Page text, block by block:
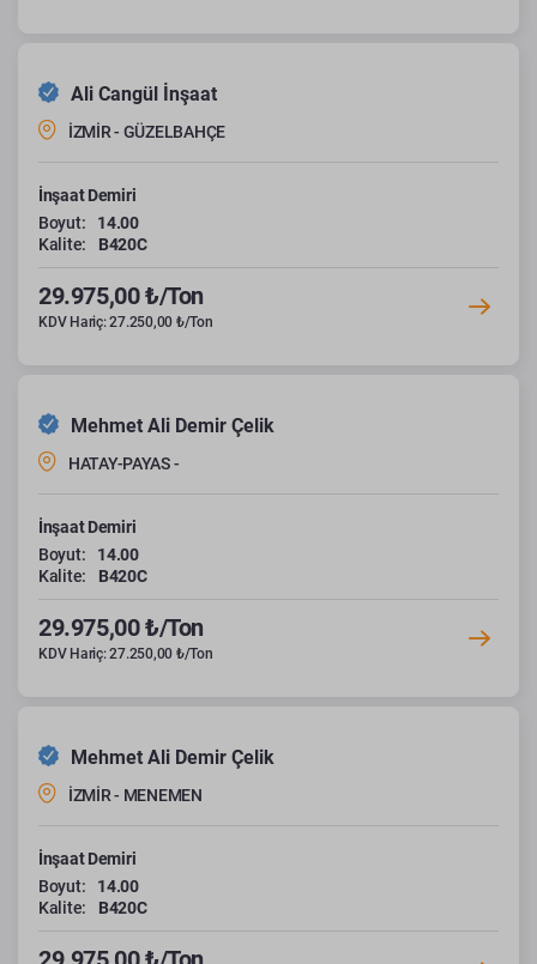
Ali Cangül İnşaat
İZMİR - GÜZELBAHÇE
İnşaat Demiri
Boyut:
14.00
Kalite:
B420C
29.975,00 ₺/Ton
KDV Hariç: 27.250,00 ₺/Ton
Mehmet Ali Demir Çelik
HATAY-PAYAS -
İnşaat Demiri
Boyut:
14.00
Kalite:
B420C
29.975,00 ₺/Ton
KDV Hariç: 27.250,00 ₺/Ton
Mehmet Ali Demir Çelik
İZMİR - MENEMEN
İnşaat Demiri
Boyut:
14.00
Kalite:
B420C